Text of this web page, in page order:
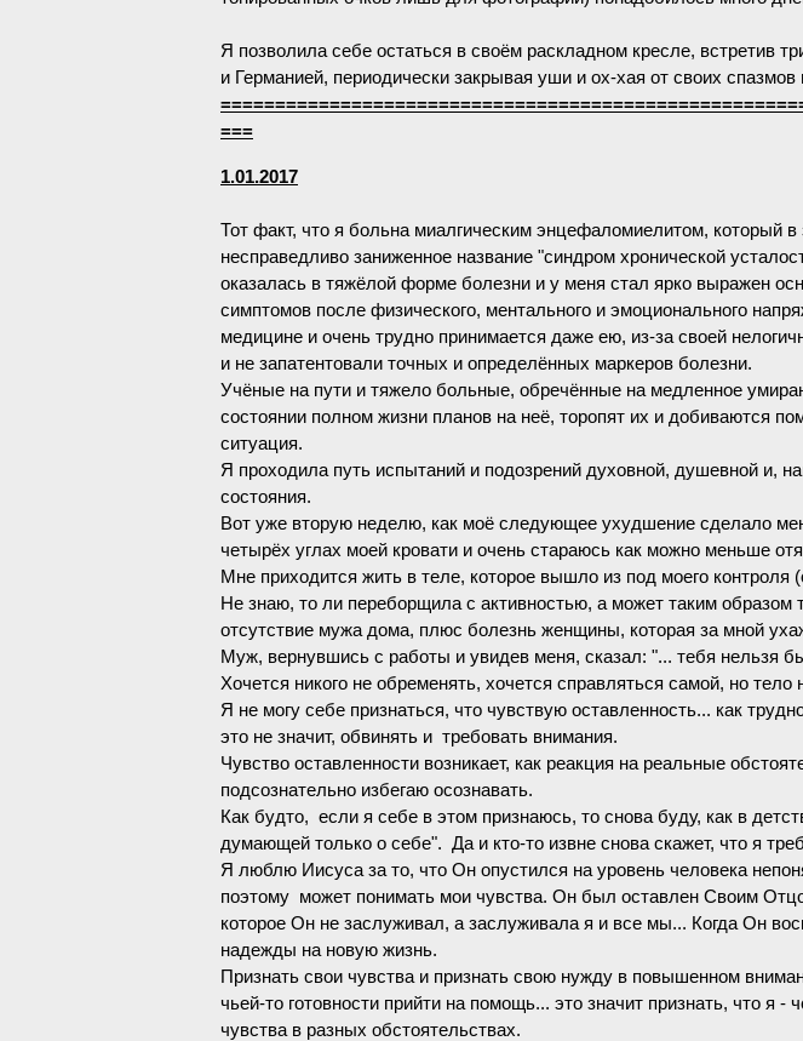
Я позволила себе остаться в своём раскладном кресле, встретив
и Германией, периодически закрывая уши и ох-хая от своих спазмов
===
1.01.2017
Тот факт, что я больна миалгическим энцефаломиелитом, который
несправедливо заниженное название "синдром хронической
оказалась в тяжёлой форме болезни и у меня стал ярко выражен
симптомов после физического, ментального и эмоционального
медицине и очень трудно принимается даже ею, из-за своей
и не запатентовали точных и определённых маркеров болезни.
Учёные на пути и тяжело больные, обречённые на медленное
состоянии полном жизни планов на неё, торопят их и добиваются
ситуация.
Я проходила путь испытаний и подозрений духовной, душевной и,
состояния.
Вот уже вторую неделю, как моё следующее ухудшение сделало
четырёх углах моей кровати и очень стараюсь как можно меньше
Мне приходится жить в теле, которое вышло из под моего контроля
Не знаю, то ли переборщила с активностью, а может таким образом
отсутствие мужа дома, плюс болезнь женщины, которая за мной
Муж, вернувшись с работы и увидев меня, сказал: "... тебя нельзя
Хочется никого не обременять, хочется справляться самой, но
Я не могу себе признаться, что чувствую оставленность... как
это не значит, обвинять и требовать внимания.
Чувство оставленности возникает, как реакция на реальные
подсознательно избегаю осознавать.
Как будто, если я себе в этом признаюсь, то снова буду, как в
думающей только о себе". Да и кто-то извне снова скажет, что я
Я люблю Иисуса за то, что Он опустился на уровень человека
поэтому может понимать мои чувства. Он был оставлен Своим
которое Он не заслуживал, а заслуживала я и все мы... Когда Он
надежды на новую жизнь.
Признать свои чувства и признать свою нужду в повышенном
чьей-то готовности прийти на помощь... это значит признать, что я
чувства в разных обстоятельствах.